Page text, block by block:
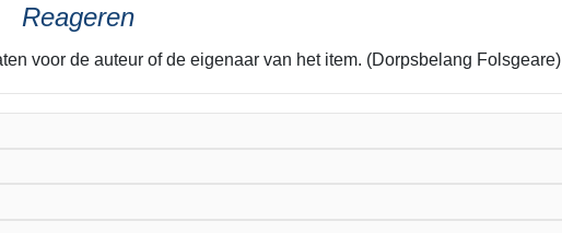
Reageren
voor de auteur of de eigenaar van het item. (Dorpsbelang Folsgeare)